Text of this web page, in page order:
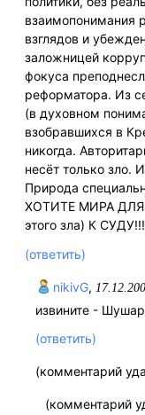
взаимопонимания
взглядов и
заложницей
фокуса
реформатора. Из
(в духовном
взобравшихся в
никогда.
несёт только зло.
Природа
ХОТИТЕ МИРА ДЛЯ
этого зла) К СУДУ!!!
(ответить)
nikivG,
извините -
(ответить)
(комментарий
(комментарий